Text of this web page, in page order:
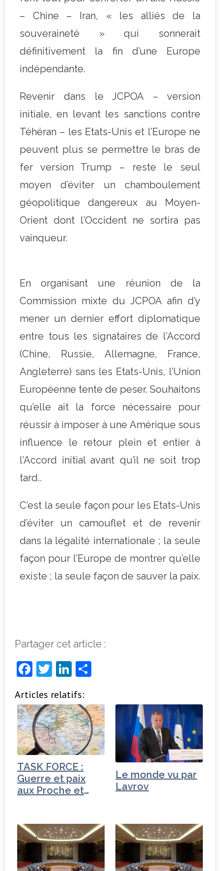
– Chine – Iran, « les alliés de la
souveraineté » qui sonnerait
définitivement la fin d’une Europe
indépendante.
Revenir dans le JCPOA – version
initiale, en levant les sanctions contre
Téhéran – les Etats-Unis et l’Europe ne
peuvent plus se permettre le bras de
fer version Trump – reste le seul
moyen d’éviter un chamboulement
géopolitique dangereux au Moyen-
Orient dont l’Occident ne sortira pas
vainqueur.
En organisant une réunion de la
Commission mixte du JCPOA afin d’y
mener un dernier effort diplomatique
entre tous les signataires de l’Accord
(Chine, Russie, Allemagne, France,
Angleterre) sans les Etats-Unis, l’Union
Européenne tente de peser. Souhaitons
qu’elle ait la force nécessaire pour
réussir à imposer à une Amérique sous
influence le retour plein et entier à
l’Accord initial avant qu’il ne soit trop
tard..
C’est la seule façon pour les Etats-Unis
d’éviter un camouflet et de revenir
dans la légalité internationale ; la seule
façon pour l’Europe de montrer qu’elle
existe ; la seule façon de sauver la paix.
Partager cet article :
F
c
e
b
o
o
k
T
it
t
e
r
Li
k
e
dI
n
ta
g
e
r
Articles relatifs:
TASK FORCE :
Guerre et paix
aux Proche et
Le monde vu par
Lavrov